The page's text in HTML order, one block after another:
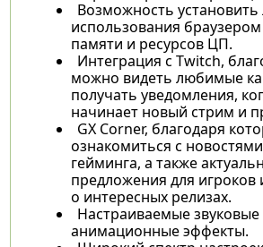
Возможность
использования
памяти и ресурсов ЦП.
Интеграция с Twitch,
можно видеть любимые
получать уведомления,
начинает новый стрим и
GX Corner, благодаря
ознакомиться с
гейминга, а также
предложения для
о интересных релизах.
Настраиваемые звуковые
анимационные эффекты.